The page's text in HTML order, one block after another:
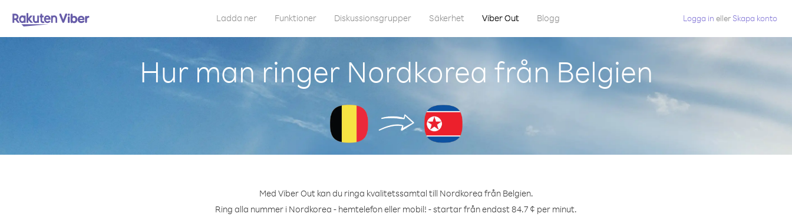
Ladda ner Funktioner Diskussionsgrupper Säkerhet Viber Out Blogg Logga in eller Skapa konto
Hur man ringer Nordkorea från Belgien
Med Viber Out kan du ringa kvalitetssamtal till Nordkorea från Belgien.
Ring alla nummer i Nordkorea - hemtelefon eller mobil! - startar från endast 84.7 ¢ per minut.